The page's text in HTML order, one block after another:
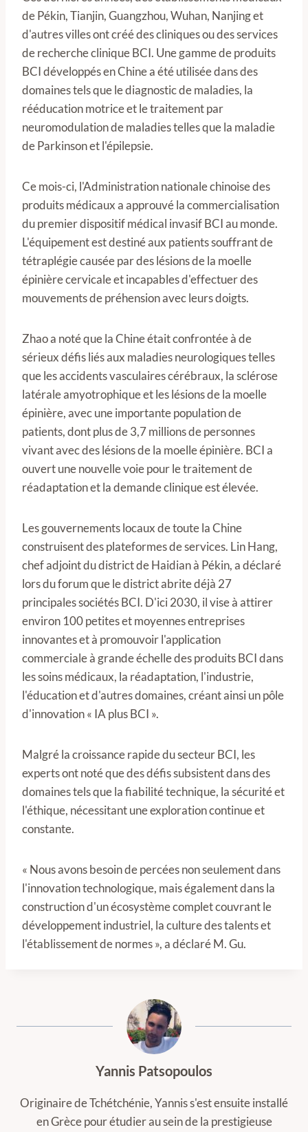
de Pékin, Tianjin, Guangzhou, Wuhan, Nanjing et
d'autres villes ont créé des cliniques ou des services
de recherche clinique BCI. Une gamme de produits
BCI développés en Chine a été utilisée dans des
domaines tels que le diagnostic de maladies, la
rééducation motrice et le traitement par
neuromodulation de maladies telles que la maladie
de Parkinson et l'épilepsie.
Ce mois-ci, l'Administration nationale chinoise des
produits médicaux a approuvé la commercialisation
du premier dispositif médical invasif BCI au monde.
L'équipement est destiné aux patients souffrant de
tétraplégie causée par des lésions de la moelle
épinière cervicale et incapables d'effectuer des
mouvements de préhension avec leurs doigts.
Zhao a noté que la Chine était confrontée à de
sérieux défis liés aux maladies neurologiques telles
que les accidents vasculaires cérébraux, la sclérose
latérale amyotrophique et les lésions de la moelle
épinière, avec une importante population de
patients, dont plus de 3,7 millions de personnes
vivant avec des lésions de la moelle épinière. BCI a
ouvert une nouvelle voie pour le traitement de
réadaptation et la demande clinique est élevée.
Les gouvernements locaux de toute la Chine
construisent des plateformes de services. Lin Hang,
chef adjoint du district de Haidian à Pékin, a déclaré
lors du forum que le district abrite déjà 27
principales sociétés BCI. D'ici 2030, il vise à attirer
environ 100 petites et moyennes entreprises
innovantes et à promouvoir l'application
commerciale à grande échelle des produits BCI dans
les soins médicaux, la réadaptation, l'industrie,
l'éducation et d'autres domaines, créant ainsi un pôle
d'innovation « IA plus BCI ».
Malgré la croissance rapide du secteur BCI, les
experts ont noté que des défis subsistent dans des
domaines tels que la fiabilité technique, la sécurité et
l'éthique, nécessitant une exploration continue et
constante.
« Nous avons besoin de percées non seulement dans
l'innovation technologique, mais également dans la
construction d'un écosystème complet couvrant le
développement industriel, la culture des talents et
l'établissement de normes », a déclaré M. Gu.
Yannis Patsopoulos
Originaire de Tchétchénie, Yannis s'est ensuite installé
en Grèce pour étudier au sein de la prestigieuse